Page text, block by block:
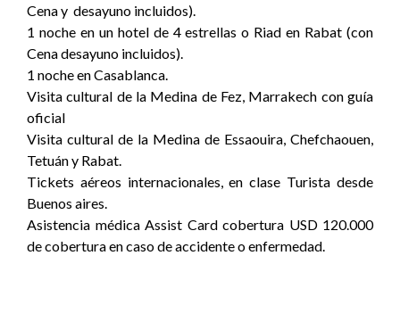
Cena y desayuno incluidos).
1 noche en un hotel de 4 estrellas o Riad en Rabat (con
Cena desayuno incluidos).
1 noche en Casablanca.
Visita cultural de la Medina de Fez, Marrakech con guía
oficial
Visita cultural de la Medina de Essaouira, Chefchaouen,
Tetuán y Rabat.
Tickets aéreos internacionales, en clase Turista desde
Buenos aires.
Asistencia médica Assist Card cobertura USD 120.000
de cobertura en caso de accidente o enfermedad.